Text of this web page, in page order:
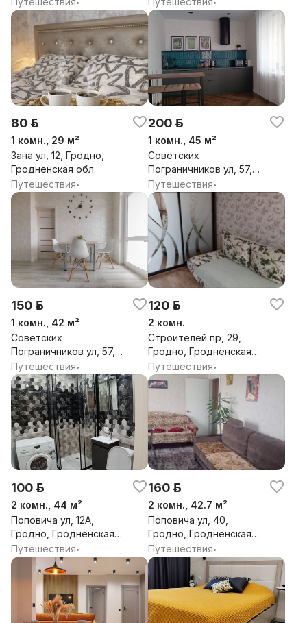
обл.
•
обл.
•
80 р.
1 комн., 29 м²
Зана ул, 12, Гродно,
Гродненская обл.
Путешествия•
200 р.
1 комн., 45 м²
Советских
Пограничников ул, 57,
Гродно, Гродненская
обл.
Путешествия•
150 р.
1 комн., 42 м²
Советских
Пограничников ул, 57,
Гродно, Гродненская
обл.
Путешествия•
120 р.
2 комн.
Строителей пр, 29,
Гродно, Гродненская
обл.
Путешествия•
100 р.
2 комн., 44 м²
Поповича ул, 12А,
Гродно, Гродненская
обл.
Путешествия•
160 р.
2 комн., 42.7 м²
Поповича ул, 40,
Гродно, Гродненская
обл.
Путешествия•